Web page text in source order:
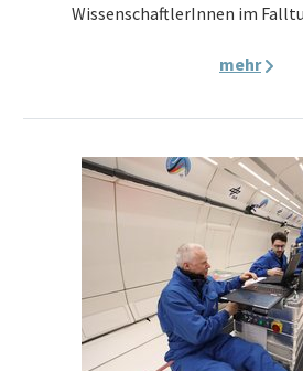
WissenschaftlerInnen im
mehr